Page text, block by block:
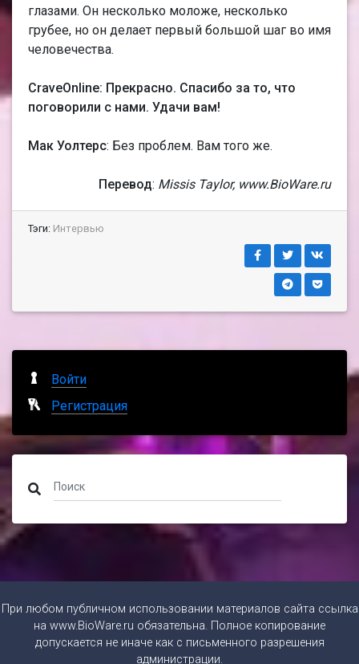
глазами. Он несколько моложе, несколько
грубее, но он делает первый большой шаг во имя
человечества.
CraveOnline: Прекрасно. Спасибо за то, что
поговорили с нами. Удачи вам!
Мак Уолтерс: Без проблем. Вам того же.
Перевод: Missis Taylor, www.BioWare.ru
Тэги: Интервью
Войти
Регистрация
При любом публичном использовании материалов сайта ссылка
на www.BioWare.ru обязательна. Полное копирование
допускается не иначе как с письменного разрешения
администрации.